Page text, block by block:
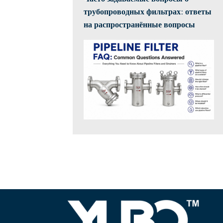
трубопроводных фильтрах: ответы
на распространённые вопросы